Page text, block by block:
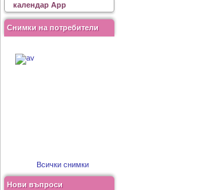
календар App
Снимки на потребители
Всички снимки
Нови въпроси